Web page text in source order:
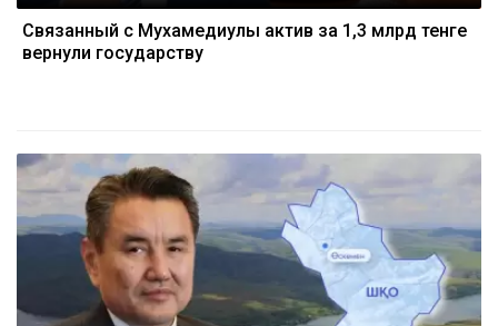
Связанный с Мухамедиулы актив за 1,3 млрд тенге
вернули государству